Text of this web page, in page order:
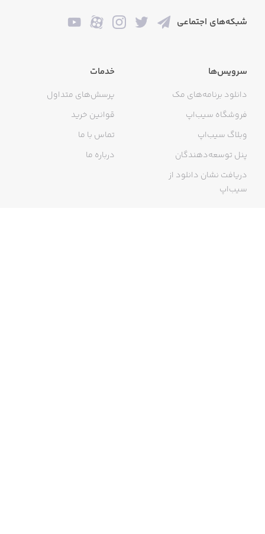
شبکه‌های اجتماعی
سرویس‌ها
دانلود برنامه‌های مک
فروشگاه سیب‌اپ
وبلاگ سیب‌اپ
پنل توسعه‌دهندگان
دریافت نشان دانلود از
سیب‌اپ
خدمات
پرسش‌های متداول
قوانین خرید
تماس با ما
درباره ما